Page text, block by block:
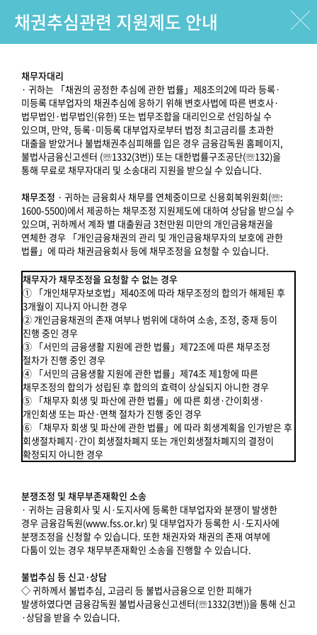
채권추심관련 지원제도 안내
채무자대리
· 귀하는 「채권의 공정한 추심에 관한 법률」제8조의2에 따라 등록·
미등록 대부업자의 채권추심에 응하기 위해 변호사법에 따른 변호사·
법무법인·법무법인(유한) 또는 법무조합을 대리인으로 선임하실 수
있으며, 만약, 등록·미등록 대부업자로부터 법정 최고금리를 초과한
대출을 받았거나 불법채권추심피해를 입은 경우 금융감독원 홈페이지,
불법사금융신고센터 (☏1332(3번)) 또는 대한법률구조공단(☏132)을
통해 무료로 채무자대리 및 소송대리 지원을 받으실 수 있습니다.
채무조정 · 귀하는 금융회사 채무를 연체중이므로 신용회복위원회(☏:
1600-5500)에서 제공하는 채무조정 지원제도에 대하여 상담을 받으실 수
있으며, 귀하께서 계좌 별 대출원금 3천만원 미만의 개인금융채권을
연체한 경우 「개인금융채권의 관리 및 개인금융채무자의 보호에 관한
법률」에 따라 채권금융회사 등에 채무조정을 요청할 수 있습니다.
채무자가 채무조정을 요청할 수 없는 경우
① 「개인채무자보호법」제40조에 따라 채무조정의 합의가 해제된 후
3개월이 지나지 아니한 경우
② 개인금융채권의 존재 여부나 범위에 대하여 소송, 조정, 중재 등이
진행 중인 경우
③ 「서민의 금융생활 지원에 관한 법률」제72조에 따른 채무조정
절차가 진행 중인 경우
④ 「서민의 금융생활 지원에 관한 법률」제74조 제1항에 따른
채무조정의 합의가 성립된 후 합의의 효력이 상실되지 아니한 경우
⑤ 「채무자 회생 및 파산에 관한 법률」에 따른 회생·간이회생·
개인회생 또는 파산·면책 절차가 진행 중인 경우
⑥ 「채무자 회생 및 파산에 관한 법률」에 따라 회생계획을 인가받은 후
회생절차폐지·간이 회생절차폐지 또는 개인회생절차폐지의 결정이
확정되지 아니한 경우
분쟁조정 및 채무부존재확인 소송
· 귀하는 금융회사 및 시·도지사에 등록한 대부업자와 분쟁이 발생한
경우 금융감독원(www.fss.or.kr) 및 대부업자가 등록한 시·도지사에
분쟁조정을 신청할 수 있습니다. 또한 채권자와 채권의 존재 여부에
다툼이 있는 경우 채무부존재확인 소송을 진행할 수 있습니다.
불법추심 등 신고·상담
◇ 귀하께서 불법추심, 고금리 등 불법사금융으로 인한 피해가
발생하였다면 금융감독원 불법사금융신고센터(☏1332(3번))을 통해 신고
·상담을 받을 수 있습니다.